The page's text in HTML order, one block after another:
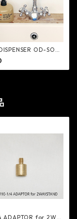
OD-SOAP
ADAPTOR for 2WA